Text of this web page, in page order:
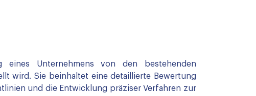
eines Unternehmens von den bestehenden
wird. Sie beinhaltet eine detaillierte Bewertung
und die Entwicklung präziser Verfahren zur